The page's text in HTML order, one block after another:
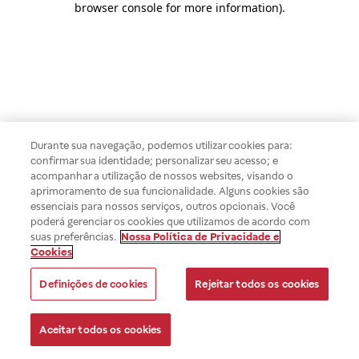
browser console for more information).
Durante sua navegação, podemos utilizar cookies para:
confirmar sua identidade; personalizar seu acesso; e
acompanhar a utilização de nossos websites, visando o
aprimoramento de sua funcionalidade. Alguns cookies são
essenciais para nossos serviços, outros opcionais. Você
poderá gerenciar os cookies que utilizamos de acordo com
suas preferências. Nossa Política de Privacidade e
Cookies
Definições de cookies Rejeitar todos os cookies
Aceitar todos os cookies